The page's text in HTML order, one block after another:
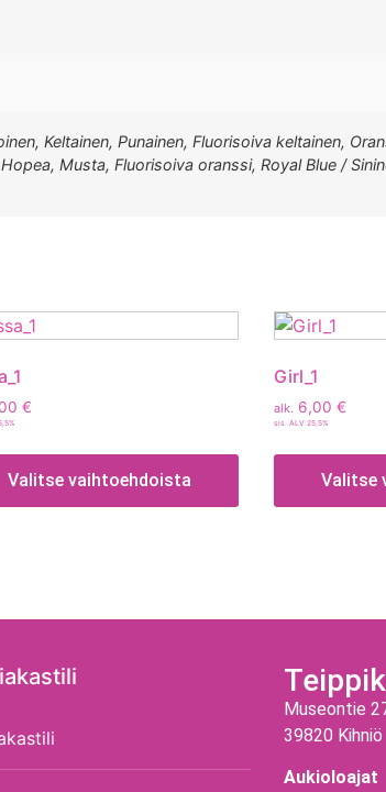
Keltainen, Punainen, Fluorisoiva keltainen,
Musta, Fluorisoiva oranssi, Royal Blue /
€
Valitse vaihtoehdoista
Girl_1
alk. 6,00 €
sis. ALV 25,5%
Valitse
Museontie
39820 Kihniö
Aukioloajat